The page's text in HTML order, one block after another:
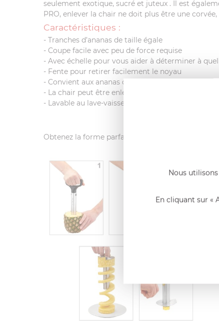
seulement exotique, sucré et juteux . Il est
PRO, enlever la chair ne doit plus être une
Caractéristiques :
- Tranches d’ananas de taille égale
- Coupe facile avec peu de force requise
- Avec échelle pour vous aider à déterminer à
- Fente pour retirer facilement le noyau
- Convient aux ananas de tailles typiques
- La chair peut être enlevée en parties, de sorte
- Lavable au lave-vaisselle
Obtenez la forme parfaite pour une salade de
Nous
En cliquant sur «